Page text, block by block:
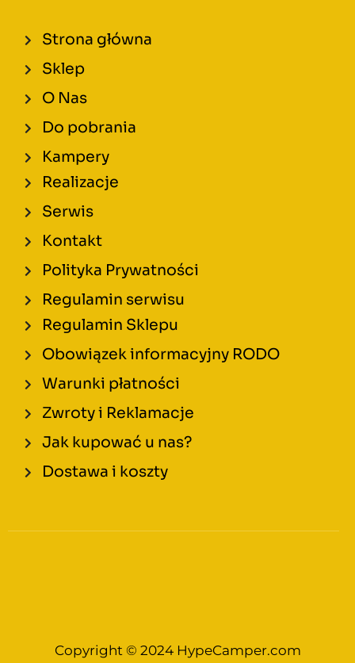
Strona główna
Sklep
O Nas
Do pobrania
Kampery
Realizacje
Serwis
Kontakt
Polityka Prywatności
Regulamin serwisu
Regulamin Sklepu
Obowiązek informacyjny RODO
Warunki płatności
Zwroty i Reklamacje
Jak kupować u nas?
Dostawa i koszty
Copyright © 2024 HypeCamper.com